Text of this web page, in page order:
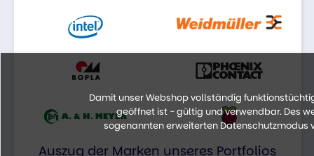
Auszug der Marken unseres Portfolios
Damit unser Webshop vollständig
geöffnet ist - gültig und verwendbar. Des
sogenannten erweiterten Datenschutzmodus